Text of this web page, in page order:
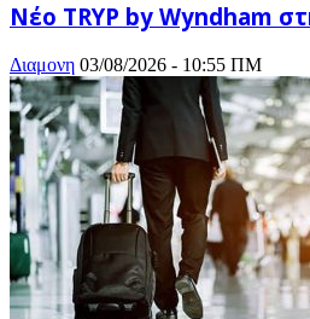
Νέο TRYP by Wyndham
Διαμονη 03/08/2026 - 10:55 ΠΜ